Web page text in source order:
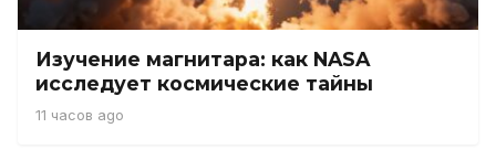
Изучение магнитара: как NASA
исследует космические тайны
11 часов ago